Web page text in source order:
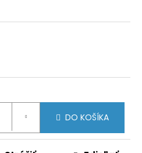
DO KOŠÍKA